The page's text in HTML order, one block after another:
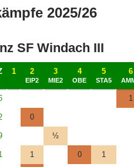
2025/26
SF Windach III
1 2
EIP2
3
MIE2
4
OBE
5
STA5
6
1
0
½
1 0 1